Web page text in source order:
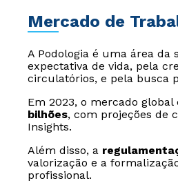
Mercado de
A Podologia é uma área
expectativa de vida, pela
circulatórios, e pela busca
Em 2023, o mercado
bilhões, com projeções de
Insights.
Além disso, a
valorização e a
profissional.